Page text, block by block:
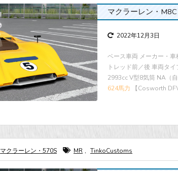
マクラーレン・
2022年12月3日
ベース車両 メーカー・
トレッド前／後 車両タ
2993cc V型8気筒 NA（自
624馬力 【Cosworth
マクラーレン・570S MR , TinkoCustoms